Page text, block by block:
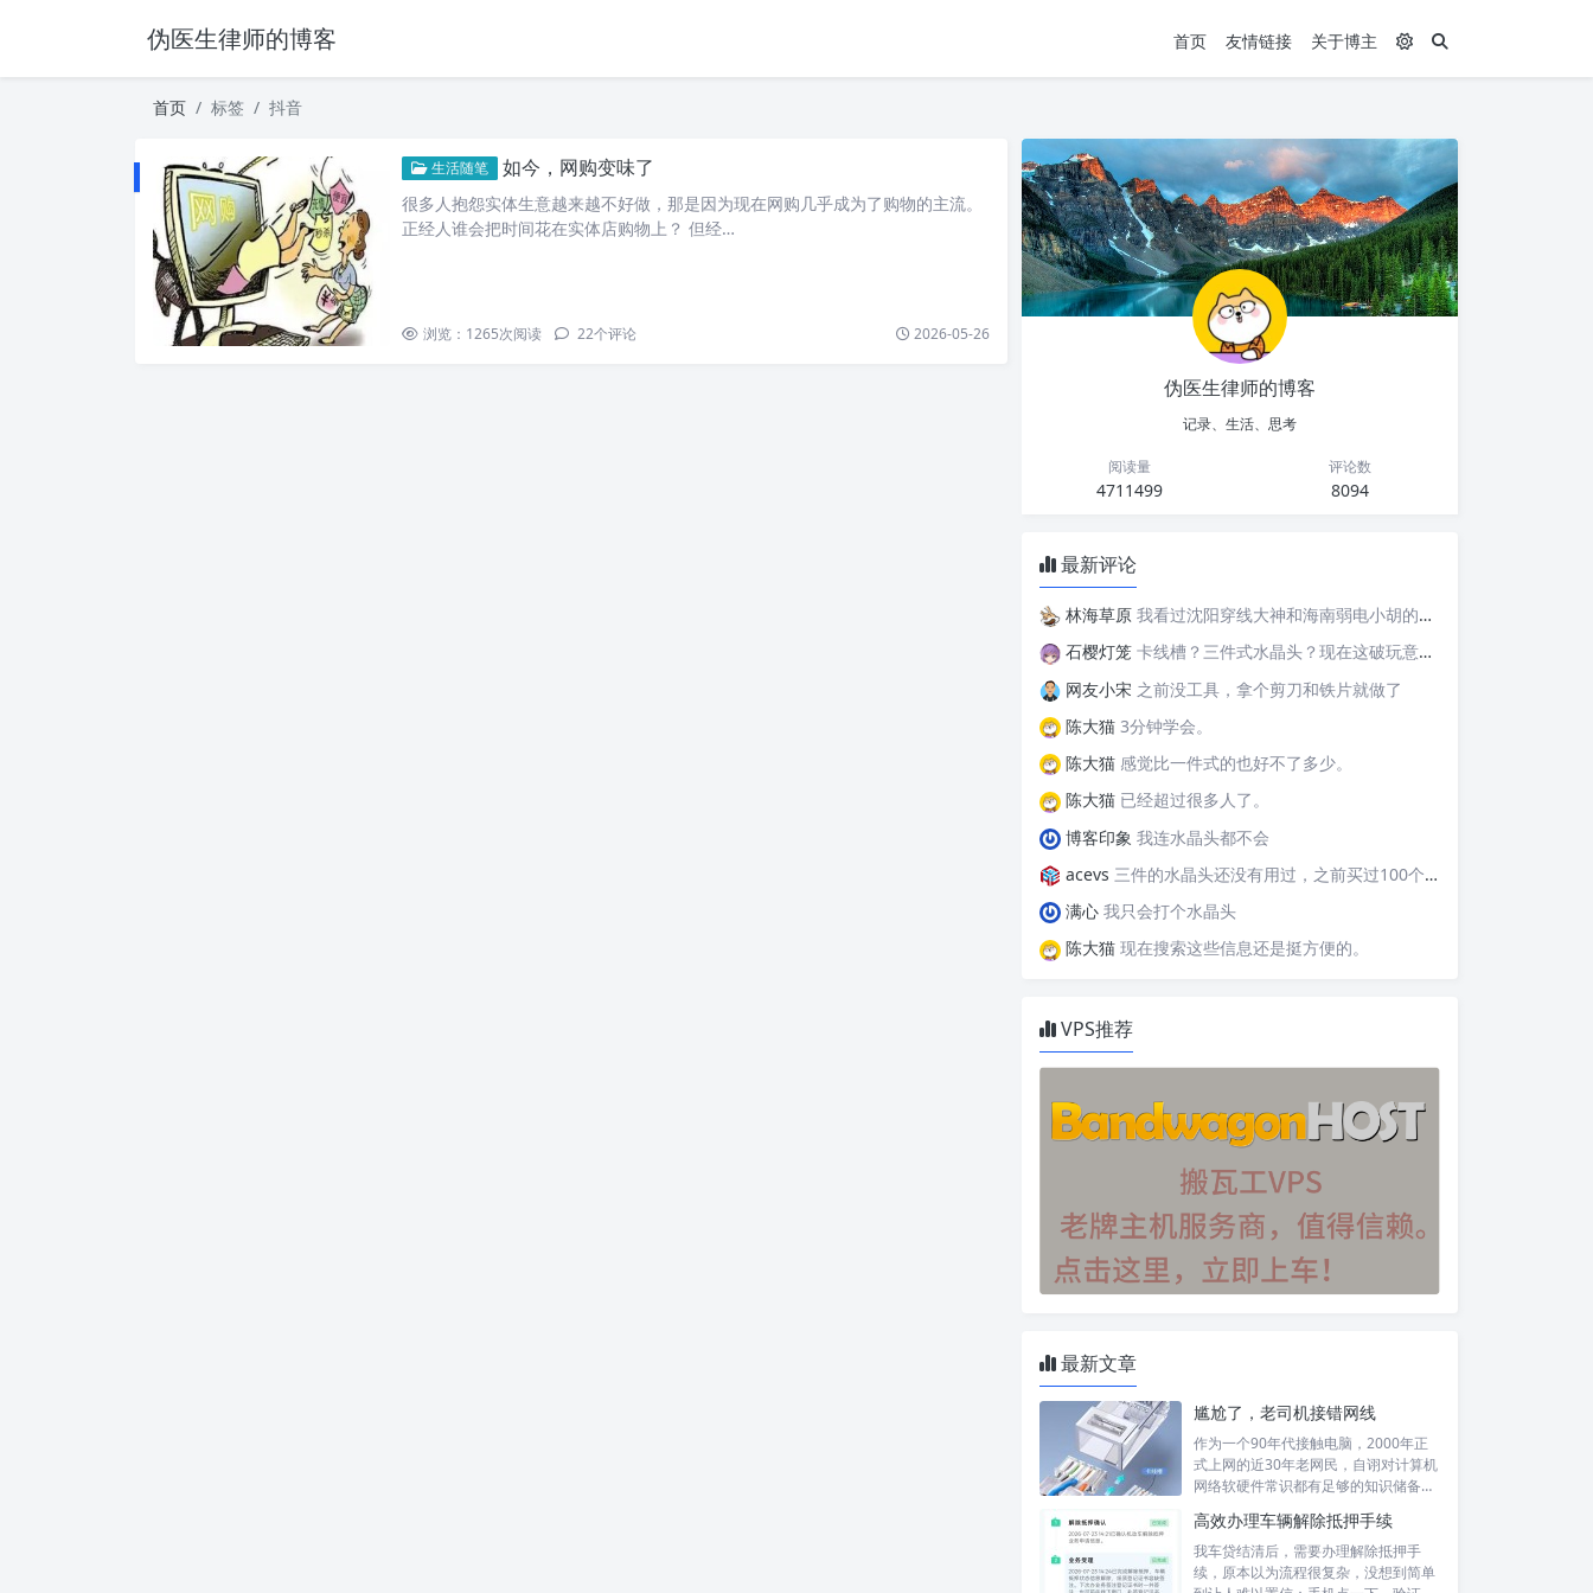
伪医生律师的博客 首页 友情链接 关于博主
首页 标签 抖音
生活随笔 如今，网购变味了
很多人抱怨实体生意越来越不好做，那是因为现在网购几乎成为了购物的主流。
正经人谁会把时间花在实体店购物上？ 但经…
浏览：1265次阅读 22个评论 2026-05-26
伪医生律师的博客
记录、生活、思考
阅读量
4711499
评论数
8094
最新评论
林海草原 我看过沈阳穿线大神和海南弱电小胡的视频，他们做这些的熟练程度，是不是也是建立在这些翻车之上的....
石樱灯笼 卡线槽？三件式水晶头？现在这破玩意变得这么复杂了？
网友小宋 之前没工具，拿个剪刀和铁片就做了
陈大猫 3分钟学会。
陈大猫 感觉比一件式的也好不了多少。
陈大猫 已经超过很多人了。
博客印象 我连水晶头都不会
acevs 三件的水晶头还没有用过，之前买过100个水晶头还没有 用完。
满心 我只会打个水晶头
陈大猫 现在搜索这些信息还是挺方便的。
VPS推荐
最新文章
尴尬了，老司机接错网线
作为一个90年代接触电脑，2000年正
式上网的近30年老网民，自诩对计算机
网络软硬件常识都有足够的知识储备，
高效办理车辆解除抵押手续
我车贷结清后，需要办理解除抵押手
续，原本以为流程很复杂，没想到简单